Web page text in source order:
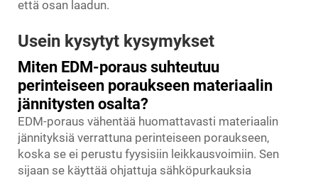
että osan laadun.
Usein kysytyt kysymykset
Miten EDM-poraus suhteutuu
perinteiseen poraukseen materiaalin
jännitysten osalta?
EDM-poraus vähentää huomattavasti materiaalin
jännityksiä verrattuna perinteiseen poraukseen,
koska se ei perustu fyysisiin leikkausvoimiin. Sen
sijaan se käyttää ohjattuja sähköpurkauksia